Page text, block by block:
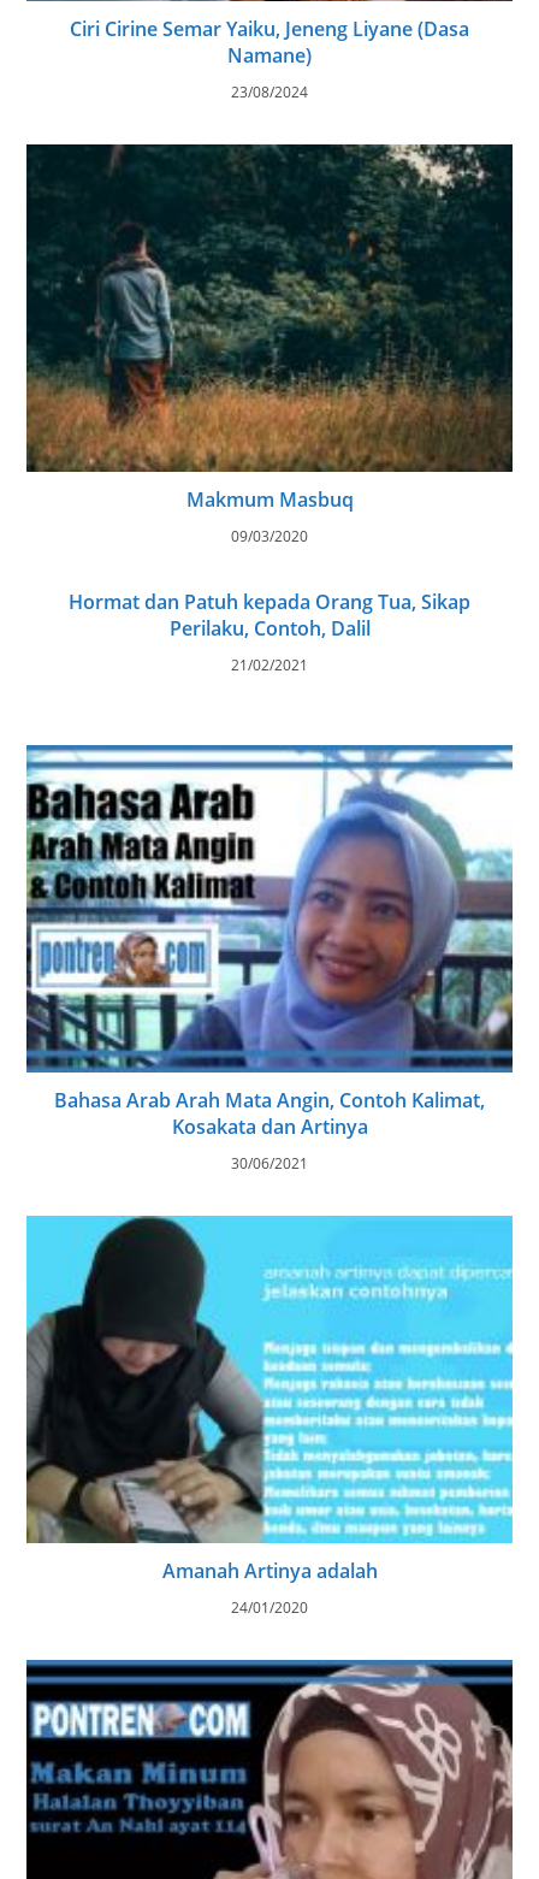
Ciri Cirine Semar Yaiku, Jeneng Liyane (Dasa
Namane)
23/08/2024
Makmum Masbuq
09/03/2020
Hormat dan Patuh kepada Orang Tua, Sikap
Perilaku, Contoh, Dalil
21/02/2021
Bahasa Arab Arah Mata Angin, Contoh Kalimat,
Kosakata dan Artinya
30/06/2021
Amanah Artinya adalah
24/01/2020